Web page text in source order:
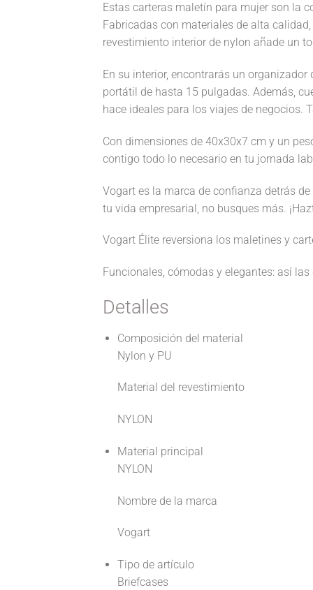
Estas carteras maletín para mujer son la
Fabricadas con materiales de alta
revestimiento interior de nylon añade un
En su interior, encontrarás un
portátil de hasta 15 pulgadas. Además,
hace ideales para los viajes de negocios.
Con dimensiones de 40x30x7 cm y un
contigo todo lo necesario en tu jornada
Vogart es la marca de confianza detrás
tu vida empresarial, no busques más.
Vogart Élite reversiona los maletines y
Funcionales, cómodas y elegantes: así
Detalles
Composición del material
Nylon y PU
Material del revestimiento
NYLON
Material principal
NYLON
Nombre de la marca
Vogart
Tipo de artículo
Briefcases